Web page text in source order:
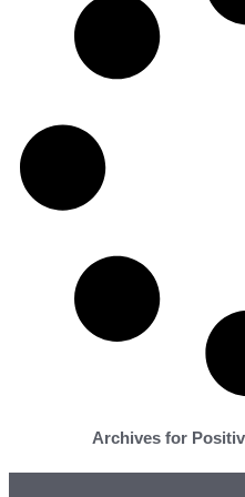
Archives for